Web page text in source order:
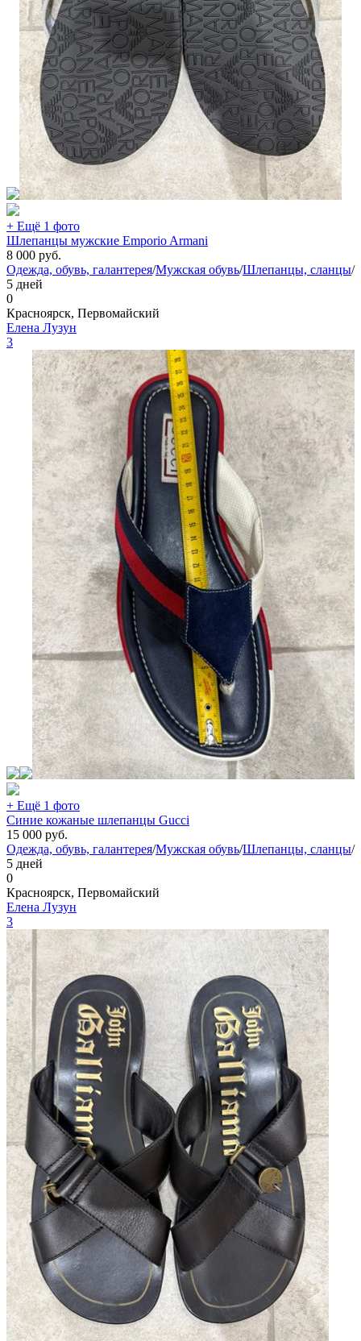
+ Ещё 1 фото
Шлепанцы мужские Emporio Armani
8 000 руб.
Одежда, обувь, галантерея/Мужская обувь/Шлепанцы, сланцы/
5 дней
0
Красноярск, Первомайский
Елена Лузун
3
+ Ещё 1 фото
Синие кожаные шлепанцы Gucci
15 000 руб.
Одежда, обувь, галантерея/Мужская обувь/Шлепанцы, сланцы/
5 дней
0
Красноярск, Первомайский
Елена Лузун
3